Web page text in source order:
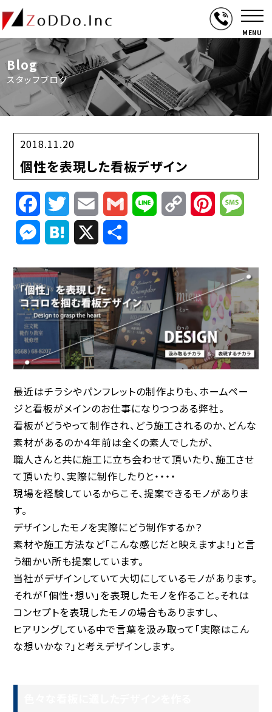
MENU
Blog
スタッフブログ
2018.11.20
個性を表現した看板デザイン
FacebookTwitterEmail Gmail Line
Copy
Link
Pinterest
Messenger
Hatena
最近はチラシやパンフレットの制作よりも、ホームペー
ジと看板がメインのお仕事になりつつある弊社。
看板がどうやって制作され、どう施工されるのか、どんな
素材があるのか４年前は全くの素人でしたが、
職人さんと共に施工に立ち会わせて頂いたり、施工させ
て頂いたり、実際に制作したりと・・・・
現場を経験しているからこそ、提案できるモノがありま
す。
デザインしたモノを実際にどう制作するか？
素材や施工方法など「こんな感じだと映えますよ！」と言
う細かい所も提案しています。
当社がデザインしていて大切にしているモノがあります。
それが「個性・想い」を表現したモノを作ること。それは
コンセプトを表現したモノの場合もありますし、
ヒアリングしている中で言葉を汲み取って「実際はこん
な想いかな？」と考えデザインします。